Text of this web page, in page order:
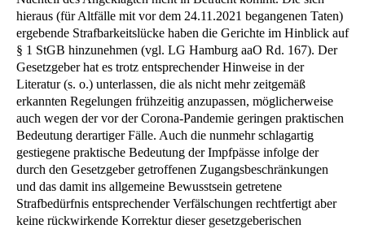
hieraus (für Altfälle mit vor dem 24.11.2021 begangenen Taten)
ergebende Strafbarkeitslücke haben die Gerichte im Hinblick auf
§ 1 StGB hinzunehmen (vgl. LG Hamburg aaO Rd. 167). Der
Gesetzgeber hat es trotz entsprechender Hinweise in der
Literatur (s. o.) unterlassen, die als nicht mehr zeitgemäß
erkannten Regelungen frühzeitig anzupassen, möglicherweise
auch wegen der vor der Corona-Pandemie geringen praktischen
Bedeutung derartiger Fälle. Auch die nunmehr schlagartig
gestiegene praktische Bedeutung der Impfpässe infolge der
durch den Gesetzgeber getroffenen Zugangsbeschränkungen
und das damit ins allgemeine Bewusstsein getretene
Strafbedürfnis entsprechender Verfälschungen rechtfertigt aber
keine rückwirkende Korrektur dieser gesetzgeberischen